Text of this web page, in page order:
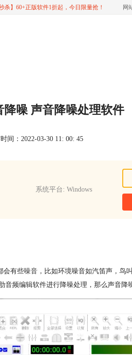
秒杀】60+正版软件1折起，今日限量抢！ 网
降噪 声音降噪处理软件
间：2022-03-30 11: 00: 45
系统平台: Windows
会有些噪音 ，比如环境噪音如汽笛声，鸟
频编辑软件进行降噪处理，那么声音降